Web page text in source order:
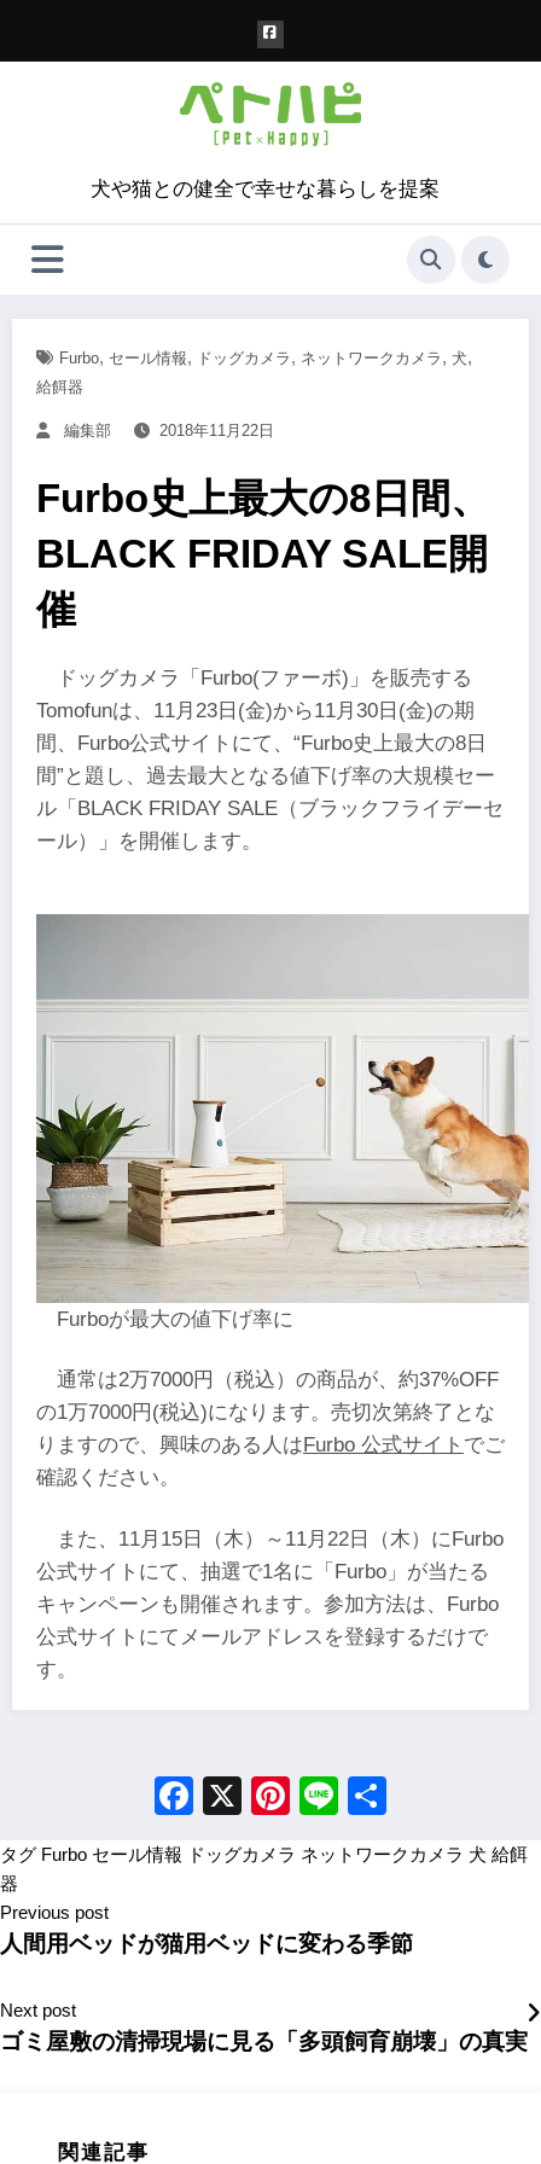
犬や猫との健全で幸せな暮らしを提案
Furbo, セール情報, ドッグカメラ , ネットワークカメラ , 犬,
給餌器
編集部 2018年11月22日
Furbo史上最大の8日間、
BLACK FRIDAY SALE開
催
ドッグカメラ「Furbo(ファーボ)」を販売する
Tomofunは、11月23日(金)から11月30日(金)の期
間、Furbo公式サイトにて、“Furbo史上最大の8日
間”と題し、過去最大となる値下げ率の大規模セー
ル「BLACK FRIDAY SALE（ブラックフライデーセ
ール）」を開催します。
Furboが最大の値下げ率に
通常は2万7000円（税込）の商品が、約37%OFF
の1万7000円(税込)になります。売切次第終了とな
りますので、興味のある人は Furbo 公式サイト でご
確認ください。
また、11月15日（木）～11月22日（木）にFurbo
公式サイトにて、抽選で1名に「Furbo」が当たる
キャンペーンも開催されます。参加方法は、Furbo
公式サイトにてメールアドレスを登録するだけで
す。
Facebook
X Pinterest
Line
タグ Furbo セール情報 ドッグカメラ ネットワークカメラ 犬 給餌
器
Previous post
人間用ベッドが猫用ベッドに変わる季節
Next post
ゴミ屋敷の清掃現場に見る「多頭飼育崩壊」の真実
関連記事